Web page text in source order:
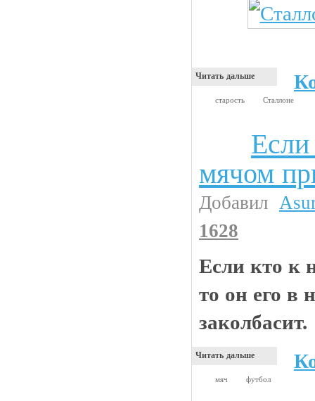
Читать дальше
старость Сталлоне
мячом
Добавил
1628
Если кто к
то он его в
заколбасит.
Читать дальше
мяч футбол